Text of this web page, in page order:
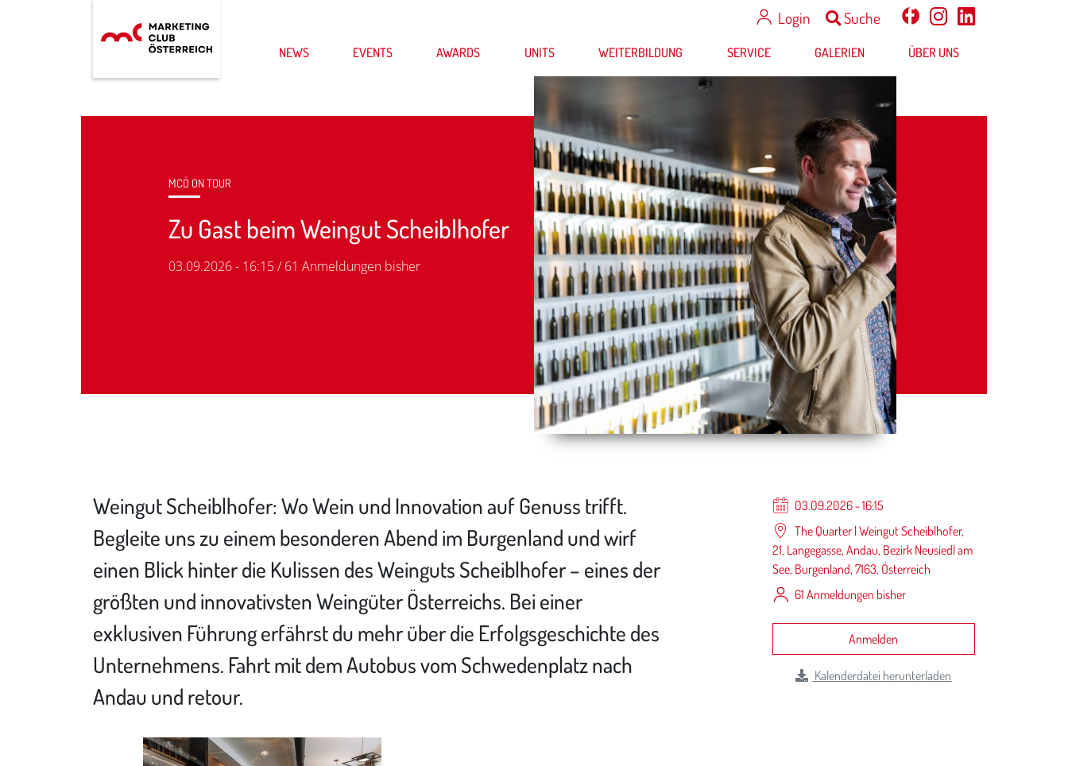
Login Suche
NEWS EVENTS AWARDS UNITS WEITERBILDUNG SERVICE GALERIEN ÜBER UNS
MCÖ ON TOUR
Zu Gast beim Weingut Scheiblhofer
03.09.2026 - 16:15 / 61 Anmeldungen bisher
Weingut Scheiblhofer: Wo Wein und Innovation auf Genuss trifft.
Begleite uns zu einem besonderen Abend im Burgenland und wirf
einen Blick hinter die Kulissen des Weinguts Scheiblhofer – eines der
größten und innovativsten Weingüter Österreichs. Bei einer
exklusiven Führung erfährst du mehr über die Erfolgsgeschichte des
Unternehmens. Fahrt mit dem Autobus vom Schwedenplatz nach
Andau und retour.
03.09.2026 - 16:15
The Quarter | Weingut Scheiblhofer,
21, Langegasse, Andau, Bezirk Neusiedl am
See, Burgenland, 7163, Österreich
61 Anmeldungen bisher
Anmelden
Kalenderdatei herunterladen